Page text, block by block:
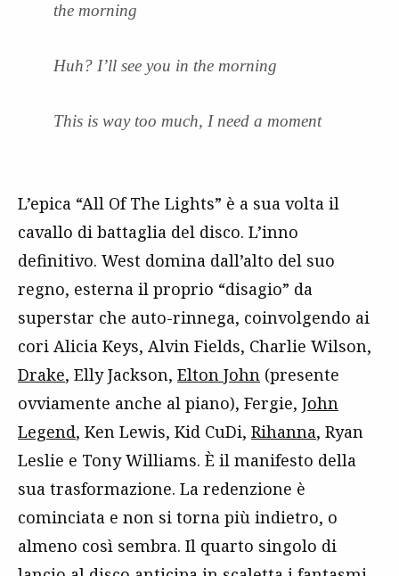
the morning
Huh? I’ll see you in the morning
This is way too much, I need a moment
L’epica “All Of The Lights” è a sua volta il
cavallo di battaglia del disco. L’inno
definitivo. West domina dall’alto del suo
regno, esterna il proprio “disagio” da
superstar che auto-rinnega, coinvolgendo ai
cori Alicia Keys, Alvin Fields, Charlie Wilson,
Drake, Elly Jackson, Elton John (presente
ovviamente anche al piano), Fergie, John
Legend, Ken Lewis, Kid CuDi, Rihanna, Ryan
Leslie e Tony Williams. È il manifesto della
sua trasformazione. La redenzione è
cominciata e non si torna più indietro, o
almeno così sembra. Il quarto singolo di